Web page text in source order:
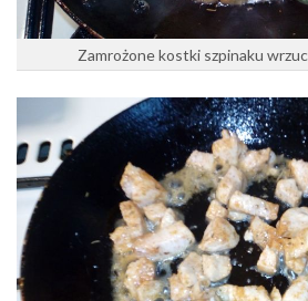
Zamrożone kostki szpinaku